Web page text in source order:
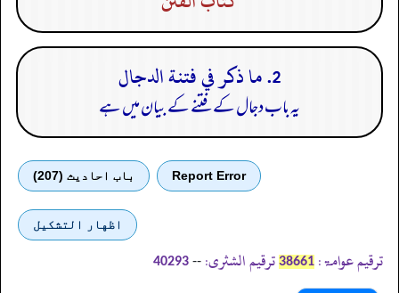
2. ما ذكر في فتنة الدجال
یہ باب دجال کے فتنے کے بیان میں ہے
Report Error باب احادیث (207)
اظهار التشكيل
ترقیم عوامۃ: 38661 ترقیم الشثری: --
40293